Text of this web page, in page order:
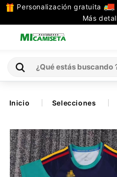
Personalización gratuita
Más
TODAS
LAS
CATEGORIAS
Retro
La Liga
Inicio Selecciones